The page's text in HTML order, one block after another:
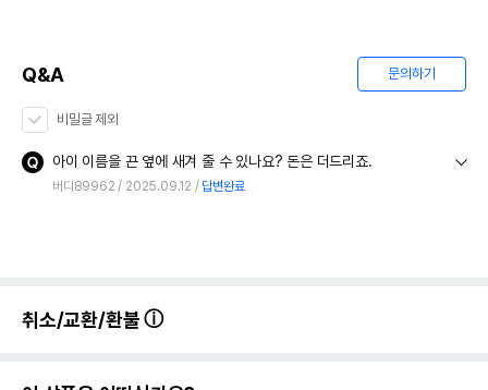
Q&A 문의하기
비밀글 제외
아이 이름을 끈 옆에 새겨 줄 수 있나요? 돈은 더드리죠.
버디89962 2025.09.12 답변완료
취소/교환/환불